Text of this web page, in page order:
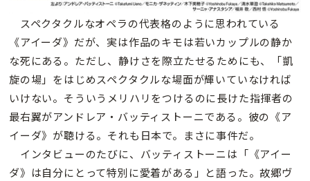
スペクタクルなオペラの代表格のように思われている
《アイーダ》だが、実は作品のキモは若いカップルの静か
な死にある。ただし、静けさを際立たせるためにも、「凱
旋の場」をはじめスペクタクルな場面が輝いていなければ
いけない。そういうメリハリをつけるのに長けた指揮者の
最右翼がアンドレア・バッティストーニである。彼の《ア
イーダ》が聴ける。それも日本で。まさに事件だ。
インタビューのたびに、バッティストーニは「《アイー
ダ》は自分にとって特別に愛着がある」と語った。故郷ヴ